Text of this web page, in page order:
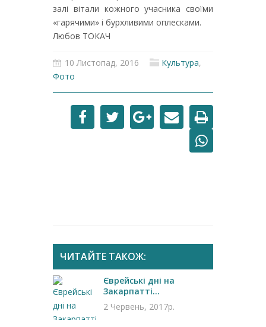
залі вітали кожного учасника своїми
«гарячими» і бурхливими оплесками.
Любов ТОКАЧ
10 Листопад, 2016 Культура,
Фото
ЧИТАЙТЕ ТАКОЖ:
Єврейські дні на
Закарпатті...
2 Червень, 2017р.